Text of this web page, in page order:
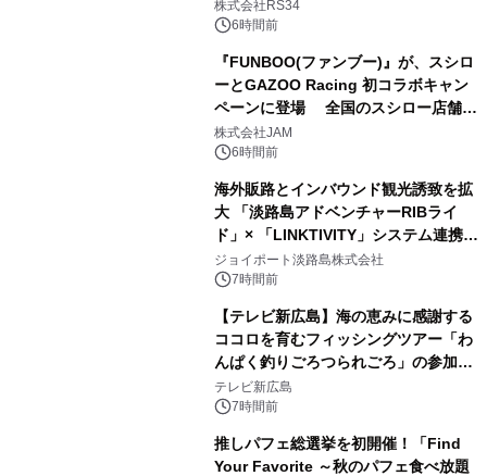
株式会社RS34
6時間前
『FUNBOO(ファンブー)』が、スシロ
ーとGAZOO Racing 初コラボキャン
ペーンに登場 全国のスシロー店舗で
GR 4車種の FUNBOO(ミニカー)付き
メニューが展開されます
株式会社JAM
6時間前
海外販路とインバウンド観光誘致を拡
大 「淡路島アドベンチャーRIBライ
ド」× 「LINKTIVITY」システム連携を
開始！
ジョイポート淡路島株式会社
7時間前
【テレビ新広島】海の恵みに感謝する
ココロを育むフィッシングツアー「わ
んぱく釣りごろつられごろ」の参加小
学生を募集
テレビ新広島
7時間前
推しパフェ総選挙を初開催！「Find
Your Favorite ～秋のパフェ食べ放題